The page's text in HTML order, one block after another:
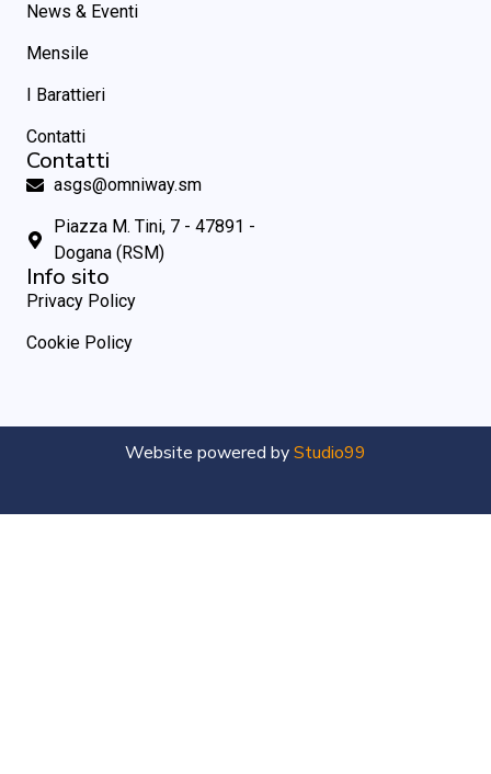
News & Eventi
Mensile
I Barattieri
Contatti
Contatti
asgs@omniway.sm
Piazza M. Tini, 7 - 47891 -
Dogana (RSM)
Info sito
Privacy Policy
Cookie Policy
Website powered byStudio99